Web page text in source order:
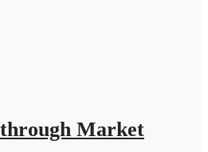
through Market